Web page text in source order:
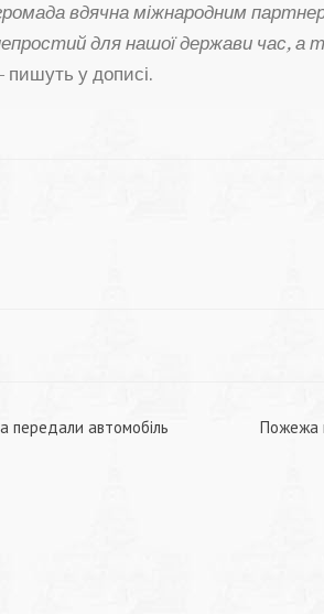
вдячна міжнародним
для нашої держави час,
у дописі.
передали автомобіль
Пожежа